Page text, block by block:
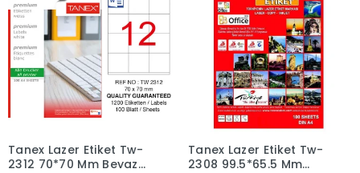
Sepete Ekle
Tanex Lazer Etiket Tw-
2312 70*70 Mm Beyaz
Sepete Ekle
Tanex Lazer Etiket Tw-
2308 99.5*65.5 Mm